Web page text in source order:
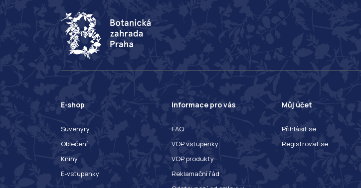
E-shop
Suvenýry
Oblečení
Knihy
E-vstupenky
Informace pro vás
FAQ
VOP vstupenky
VOP produkty
Reklamační řád
Můj účet
Přihlásit se
Registrovat se